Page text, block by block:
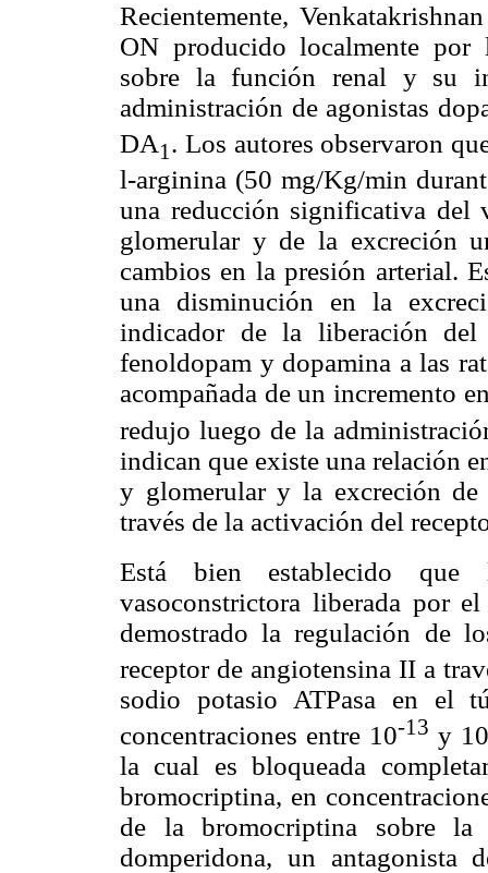
Recientemente,
ON producido localmente por
sobre la función renal y su
administración de agonistas
DA1 . Los autores observaron
l-arginina (50 mg/Kg/min
una reducción significativa del
glomerular y de la excreción
cambios en la presión arterial.
una disminución en la
indicador de la liberación del
fenoldopam y dopamina a las
acompañada de un incremento
redujo luego de la
indican que existe una relación
y glomerular y la excreción de
través de la activación del
Está bien establecido
vasoconstrictora liberada por
demostrado la regulación de
receptor de angiotensina II a
sodio potasio ATPasa en el
concentraciones entre 10-13 y 10
la cual es bloqueada
bromocriptina, en
de la bromocriptina sobre
domperidona, un antagonista